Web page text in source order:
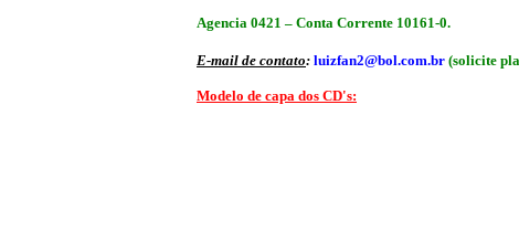
Agencia 0421 – Conta Corrente 10161-0.
E-mail de contato: luizfan2@bol.com.br (solicite
Modelo de capa dos CD's: